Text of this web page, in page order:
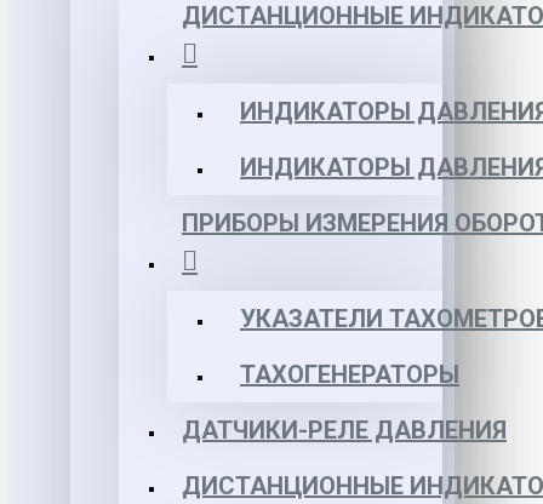
ДИСТАНЦИОННЫЕ
ИНДИКАТОРЫ
ИНДИКАТОРЫ
ПРИБОРЫ ИЗМЕРЕНИЯ
УКАЗАТЕЛИ
ТАХОГЕНЕРАТОРЫ
ДАТЧИКИ-РЕЛЕ ДАВЛЕНИЯ
ДИСТАНЦИОННЫЕ